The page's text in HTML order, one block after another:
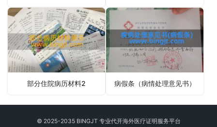
部分住院病历材料2 病假条（病情处理意见书）
© 2025-2035 BINGJT 专业代开海外医疗证明服务平台